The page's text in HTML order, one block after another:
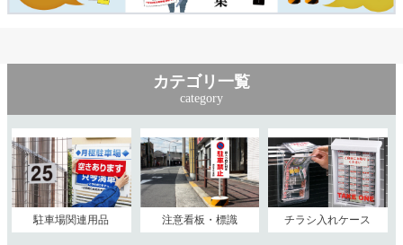
カテゴリ一覧
category
駐車場関連用品 注意看板・標識 チラシ入れケース